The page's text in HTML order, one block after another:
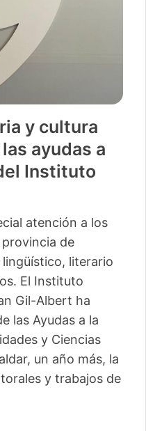
y cultura
ayudas a
Instituto
atención a los
de
literario
El Instituto
Gil-Albert ha
las Ayudas a la
y Ciencias
un año más, la
y trabajos de